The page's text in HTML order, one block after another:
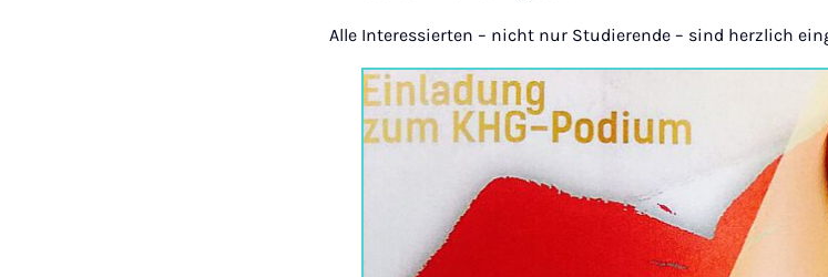
Alle Interessierten – nicht nur Studierende – sind herzlich